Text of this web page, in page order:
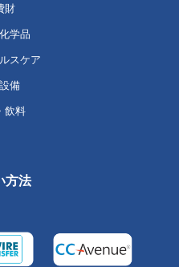
財
学品
スケア
備
飲料
方法